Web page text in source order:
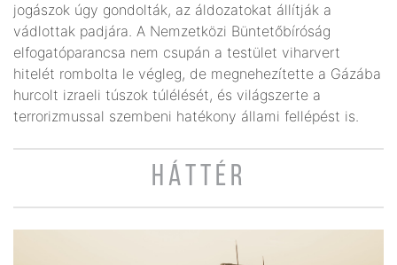
jogászok úgy gondolták, az áldozatokat állítják a
vádlottak padjára. A Nemzetközi Büntetőbíróság
elfogatóparancsa nem csupán a testület viharvert
hitelét rombolta le végleg, de megnehezítette a Gázába
hurcolt izraeli túszok túlélését, és világszerte a
terrorizmussal szembeni hatékony állami fellépést is.
HÁTTÉR